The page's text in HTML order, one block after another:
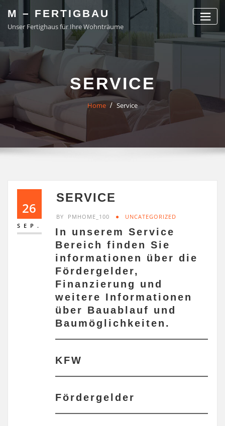
content
M – FERTIGBAU
Unser Fertighaus für Ihre Wohnträume
SERVICE
Home Service
26
SEP.
SERVICE
BY PMHOME_100 UNCATEGORIZED
In unserem Service
Bereich finden Sie
informationen über die
Fördergelder,
Finanzierung und
weitere Informationen
über Bauablauf und
Baumöglichkeiten.
KFW
Fördergelder